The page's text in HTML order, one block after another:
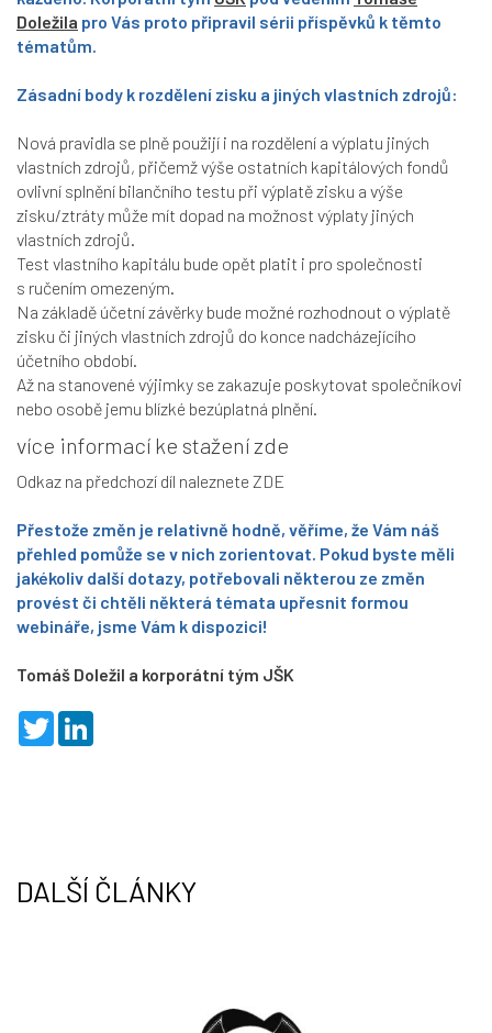
Doležila pro Vás proto připravil sérii příspěvků k těmto
tématům.
Zásadní body k rozdělení zisku a jiných vlastních zdrojů:
Nová pravidla se plně použijí i na rozdělení a výplatu jiných
vlastních zdrojů, přičemž výše ostatních kapitálových fondů
ovlivní splnění bilančního testu při výplatě zisku a výše
zisku/ztráty může mít dopad na možnost výplaty jiných
vlastních zdrojů.
Test vlastního kapitálu bude opět platit i pro společnosti
s ručením omezeným.
Na základě účetní závěrky bude možné rozhodnout o výplatě
zisku či jiných vlastních zdrojů do konce nadcházejícího
účetního období.
Až na stanovené výjimky se zakazuje poskytovat společníkovi
nebo osobě jemu blízké bezúplatná plnění.
více informací ke stažení zde
Odkaz na předchozí díl naleznete ZDE
Přestože změn je relativně hodně, věříme, že Vám náš
přehled pomůže se v nich zorientovat. Pokud byste měli
jakékoliv další dotazy, potřebovali některou ze změn
provést či chtěli některá témata upřesnit formou
webináře, jsme Vám k dispozici!
Tomáš Doležil a korporátní tým JŠK
T
w
DALŠÍ ČLÁNKY